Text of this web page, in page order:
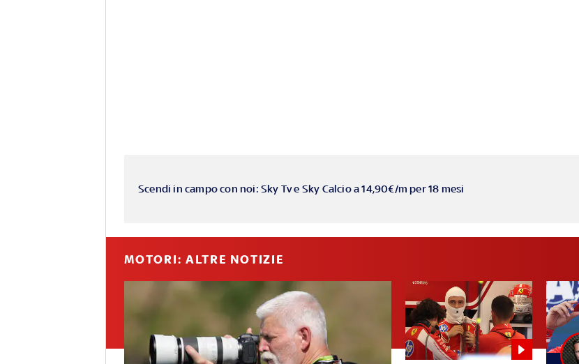
Scendi in campo con noi: Sky Tv e Sky Calcio a 14,90€/m per 18 mesi
MOTORI: ALTRE NOTIZIE